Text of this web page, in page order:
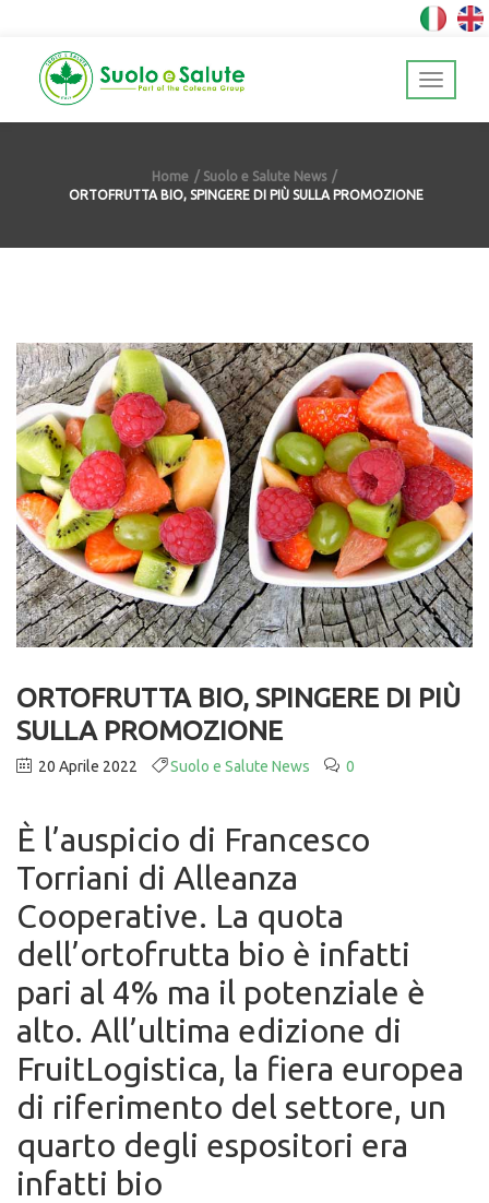
Home
Suolo e Salute News
ORTOFRUTTA BIO, SPINGERE DI PIÙ SULLA PROMOZIONE
ORTOFRUTTA BIO, SPINGERE DI PIÙ
SULLA PROMOZIONE
20 Aprile 2022 Suolo e Salute News 0
È l’auspicio di Francesco
Torriani di Alleanza
Cooperative. La quota
dell’ortofrutta bio è infatti
pari al 4% ma il potenziale è
alto. All’ultima edizione di
FruitLogistica, la fiera europea
di riferimento del settore, un
quarto degli espositori era
infatti bio